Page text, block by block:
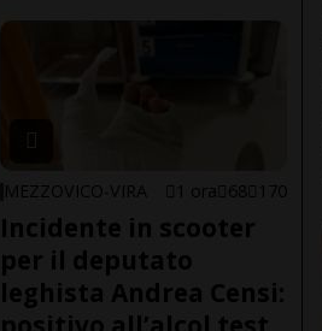
MEZZOVICO-VIRA 1 ora 68 170
Incidente in scooter
per il deputato
leghista Andrea Censi: